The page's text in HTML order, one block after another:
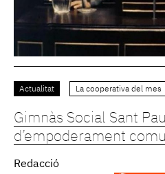
Actualitat La cooperativa del mes
Gimnàs Social Sant
d’empoderament
Redacció